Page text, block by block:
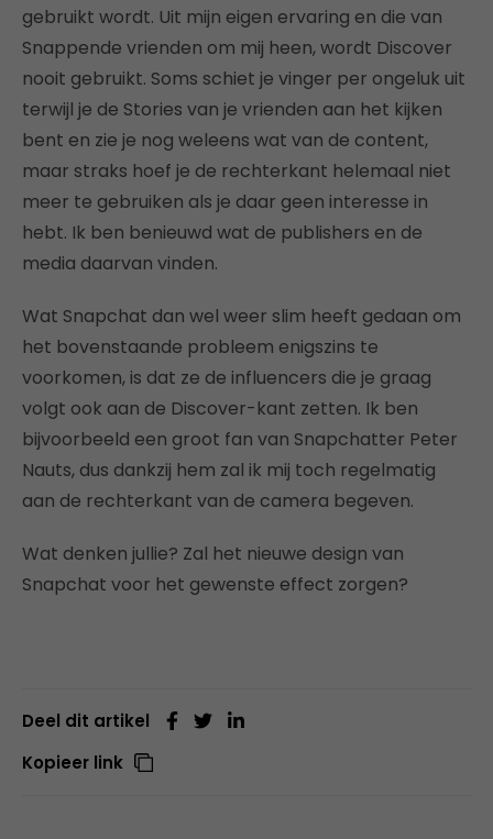
gebruikt wordt. Uit mijn eigen ervaring en die van
Snappende vrienden om mij heen, wordt Discover
nooit gebruikt. Soms schiet je vinger per ongeluk uit
terwijl je de Stories van je vrienden aan het kijken
bent en zie je nog weleens wat van de content,
maar straks hoef je de rechterkant helemaal niet
meer te gebruiken als je daar geen interesse in
hebt. Ik ben benieuwd wat de publishers en de
media daarvan vinden.
Wat Snapchat dan wel weer slim heeft gedaan om
het bovenstaande probleem enigszins te
voorkomen, is dat ze de influencers die je graag
volgt ook aan de Discover-kant zetten. Ik ben
bijvoorbeeld een groot fan van Snapchatter Peter
Nauts, dus dankzij hem zal ik mij toch regelmatig
aan de rechterkant van de camera begeven.
Wat denken jullie? Zal het nieuwe design van
Snapchat voor het gewenste effect zorgen?
Deel dit artikel
Kopieer link